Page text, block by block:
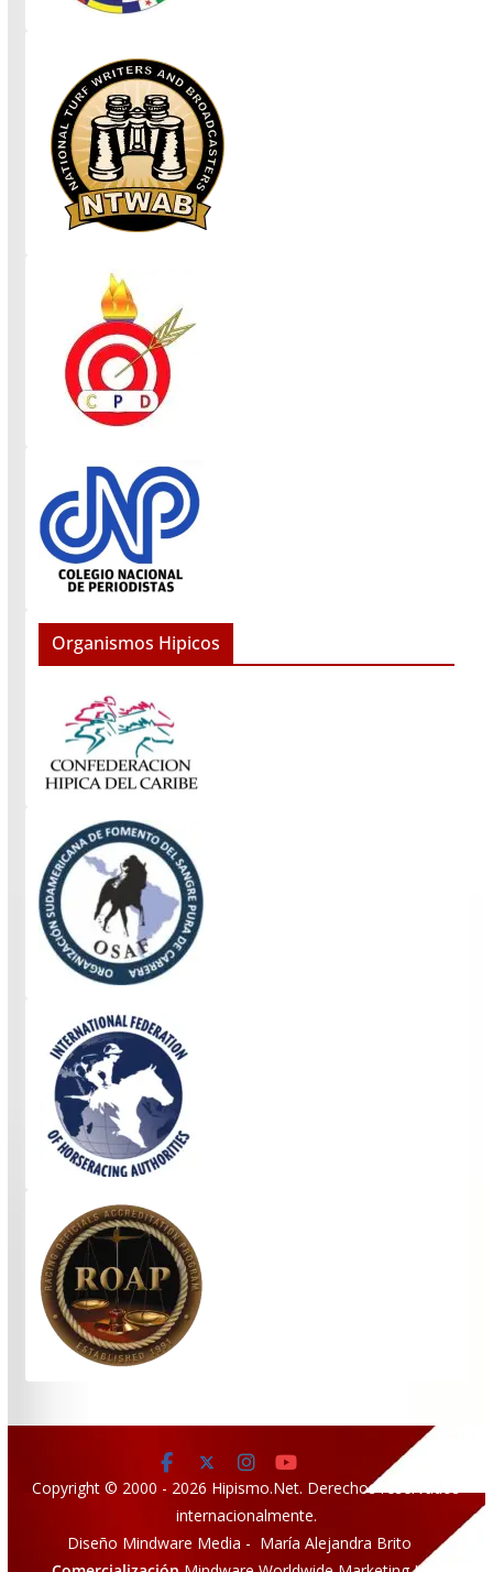
Organismos Hipicos
Copyright © 2000 - 2026 Hipismo.Net. Derechos reservados
internacionalmente.
Diseño Mindware Media - María Alejandra Brito